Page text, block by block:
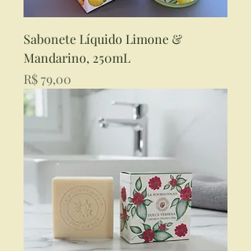
Sabonete Líquido Limone &
Mandarino, 250mL
Preço
R$ 79,00